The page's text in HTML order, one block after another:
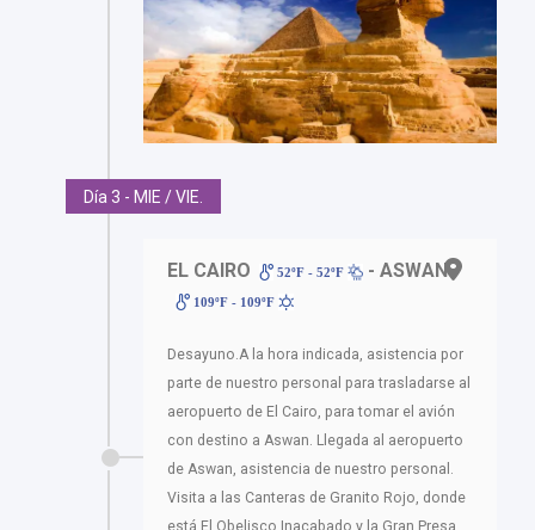
Día 3 - MIE / VIE.
EL CAIRO 52ºF - 52ºF - ASWAN
109ºF - 109ºF
Desayuno.A la hora indicada, asistencia por
parte de nuestro personal para trasladarse al
aeropuerto de El Cairo, para tomar el avión
con destino a Aswan. Llegada al aeropuerto
de Aswan, asistencia de nuestro personal.
Visita a las Canteras de Granito Rojo, donde
está El Obelisco Inacabado y la Gran Presa